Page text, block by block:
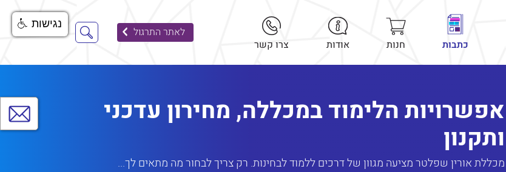
כתבות חנות אודות צרו קשר
לאתר התרגול חיפוש
הצגת
אפשרויות הלימוד במכללה, מחירון עדכני
ותקנון
מכללת אורין שפלטר מציעה מגוון של דרכים ללמוד לבחינות. רק צריך לבחור מה מתאים לך...
נגישות